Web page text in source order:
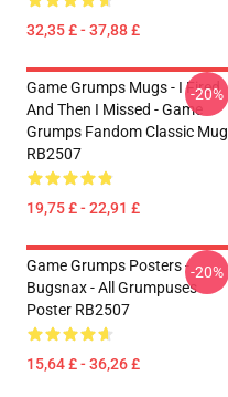
32,35 £ - 37,88 £
Game Grumps Mugs - I Fired
And Then I Missed - Game
Grumps Fandom Classic Mug
RB2507
19,75 £ - 22,91 £
-20%
Game Grumps Posters -
Bugsnax - All Grumpuses
Poster RB2507
15,64 £ - 36,26 £
-20%